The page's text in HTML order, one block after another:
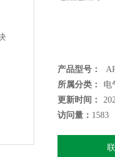
产品型号：
所属分类：
电
更新时间：
访问量： 1583